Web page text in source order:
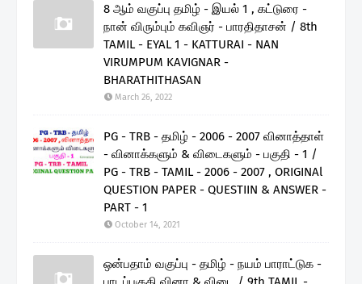
8 ஆம் வகுப்பு தமிழ் - இயல் 1 , கட்டுரை -
நான் விரும்பும் கவிஞர் - பாரதிதாசன் / 8th
TAMIL - EYAL 1 - KATTURAI - NAN
VIRUMPUM KAVIGNAR -
BHARATHITHASAN
March 26, 2022
PG - TRB - தமிழ் - 2006 - 2007 வினாத்தாள்
- வினாக்களும் & விடைகளும் - பகுதி - 1 /
PG - TRB - TAMIL - 2006 - 2007 , ORIGINAl
QUESTION PAPER - QUESTIIN & ANSWER -
PART - 1
October 14, 2021
ஒன்பதாம் வகுப்பு - தமிழ் - நயம் பாராட்டுக -